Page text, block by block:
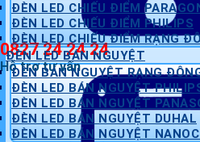
0827 24 24 24
Hỗ trợ tư vấn
ĐÈN LED CHIẾU ĐIỂM
ĐÈN LED CHIẾU ĐIỂM PHILIPS
ĐÈN LED CHIẾU ĐIỂM RẠNG
ĐÈN LED BÁN NGUYỆT
ĐÈN BÁN NGUYỆT RẠNG
ĐÈN LED BÁN NGUYỆT
ĐÈN LED BÁN NGUYỆT
ĐÈN LED BÁN NGUYỆT DUHAL
ĐÈN LED BÁN NGUYỆT